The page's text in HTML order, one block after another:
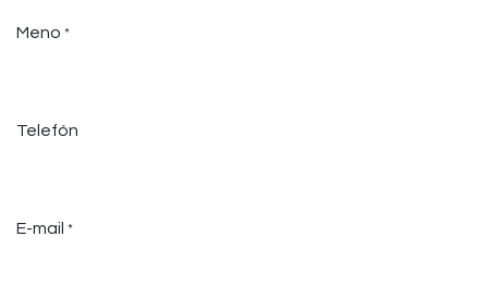
Meno *
Telefón
E-mail *